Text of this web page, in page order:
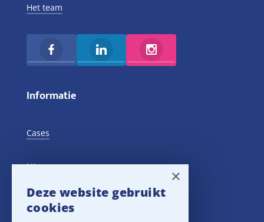
Het team
Informatie
Cases
Nieuws
Training Events
×
Deze website gebruikt
cookies